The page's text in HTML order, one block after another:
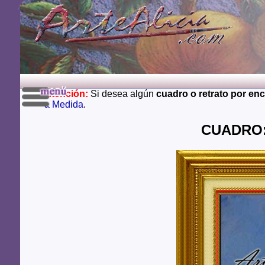
Atención: Si desea algún cuadro o retrato por
a Medida.